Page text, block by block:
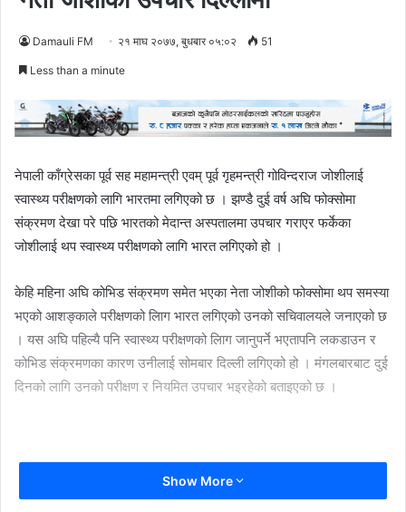
Damauli FM २१ माघ २०७७, बुधबार ०५:०२ 51
Less than a minute
नेपाली काँग्रेसका पूर्व सह महामन्त्री एवम् पूर्व गृहमन्त्री गोविन्दराज जोशीलाई
स्वास्थ्य परीक्षणको लागि भारतमा लगिएको छ । झण्डै दुई वर्ष अघि फोक्सोमा
संक्रमण देखा परे पछि भारतको मेदान्त अस्पतालमा उपचार गराएर फर्केका
जोशीलाई थप स्वास्थ्य परीक्षणको लागि भारत लगिएको हो ।
केहि महिना अघि कोभिड संक्रमण समेत भएका नेता जोशीको फोक्सोमा थप समस्या
भएको आशङ्काले परीक्षणको लािग भारत लगिएको उनको सचिवालयले जनाएको छ
। यस अघि पहिल्यै पनि स्वास्थ्य परीक्षणको लािग जानुपर्ने भएतापनि लकडाउन र
कोभिड संक्रमणका कारण उनीलाई सोमबार दिल्ली लगिएको हो । मंगलबारबाट दुई
दिनको लागि उनको परीक्षण र नियमित उपचार भइरहेको बताइएको छ ।
Show More